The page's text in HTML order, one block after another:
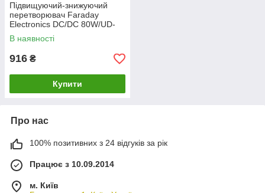
Підвищуючий-знижуючий
перетворювач Faraday
Electronics DC/DC 80W/UD-
DC/5-30V
В наявності
916 ₴
Купити
Про нас
100% позитивних з 24 відгуків за рік
Працює з 10.09.2014
м. Київ